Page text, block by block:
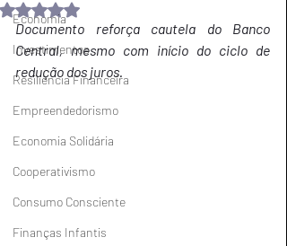
Economia
Investimentos
Resiliência Financeira
Empreendedorismo
Economia Solidária
Cooperativismo
Consumo Consciente
Finanças Infantis
Avaliado com NaN de 5 estrelas.
Documento reforça cautela do Banco
Central, mesmo com início do ciclo de
redução dos juros.